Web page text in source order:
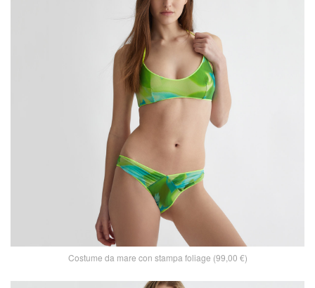
Costume da mare con stampa foliage (99,00 €)